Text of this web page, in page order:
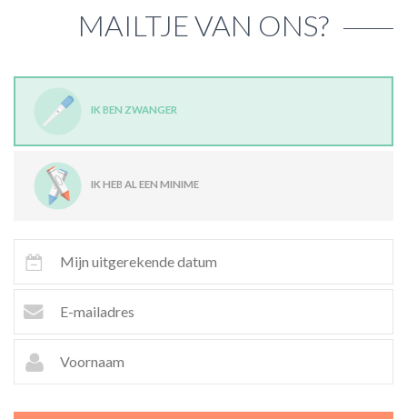
MAILTJE VAN ONS?
IK BEN ZWANGER
IK HEB AL EEN MINIME